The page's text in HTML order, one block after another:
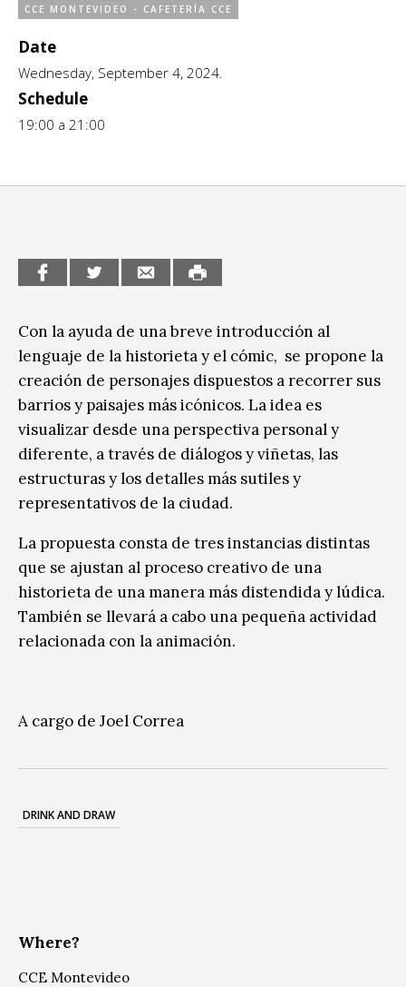
Espacio itinerante de lectura infantil
Formación
Género y Diversidad
Música
CCE MONTEVIDEO - CAFETERÍA CCE
Date
Wednesday, September 4, 2024.
Schedule
19:00 a 21:00
Con la ayuda de una breve introducción al
lenguaje de la historieta y el cómic, se propone la
creación de personajes dispuestos a recorrer sus
barrios y paisajes más icónicos. La idea es
visualizar desde una perspectiva personal y
diferente, a través de diálogos y viñetas, las
estructuras y los detalles más sutiles y
representativos de la ciudad.
La propuesta consta de tres instancias distintas
que se ajustan al proceso creativo de una
historieta de una manera más distendida y lúdica.
También se llevará a cabo una pequeña actividad
relacionada con la animación.
A cargo de Joel Correa
DRINK AND DRAW
Where?
CCE Montevideo